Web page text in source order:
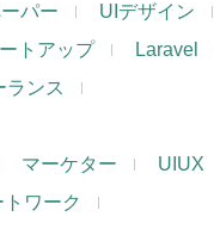
パー
UIデザイン
トアップ
Laravel
ランス
マーケター
UIUX
トワーク